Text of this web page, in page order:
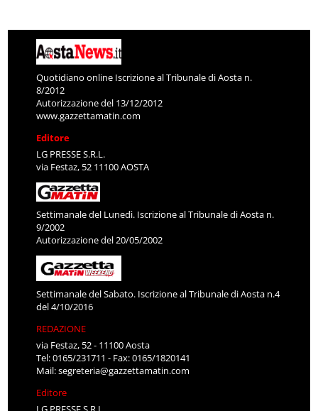
Quotidiano online Iscrizione al Tribunale di Aosta n.
8/2012
Autorizzazione del 13/12/2012
www.gazzettamatin.com
Editore
LG PRESSE S.R.L.
via Festaz, 52 11100 AOSTA
Settimanale del Lunedì. Iscrizione al Tribunale di Aosta n.
9/2002
Autorizzazione del 20/05/2002
Settimanale del Sabato. Iscrizione al Tribunale di Aosta n.4
del 4/10/2016
REDAZIONE
via Festaz, 52 - 11100 Aosta
Tel: 0165/231711 - Fax: 0165/1820141
Mail:segreteria@gazzettamatin.com
Editore